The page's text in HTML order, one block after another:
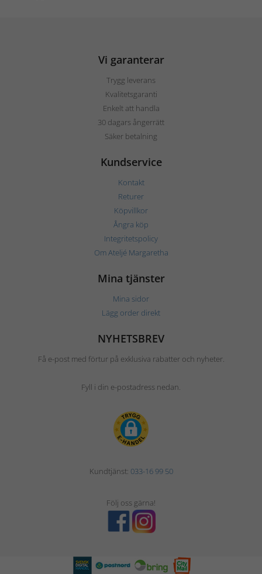
Vi garanterar
Trygg leverans
Kvalitetsgaranti
Enkelt att handla
30 dagars ångerrätt
Säker betalning
Kundservice
Kontakt
Returer
Köpvillkor
Ångra köp
Integritetspolicy
Om Ateljé Margaretha
Mina tjänster
Mina sidor
Lägg order direkt
NYHETSBREV
Få e-post med förtur på exklusiva rabatter och nyheter.
Fyll i din e-postadress nedan.
Kundtjänst: 033-16 99 50
Följ oss gärna!